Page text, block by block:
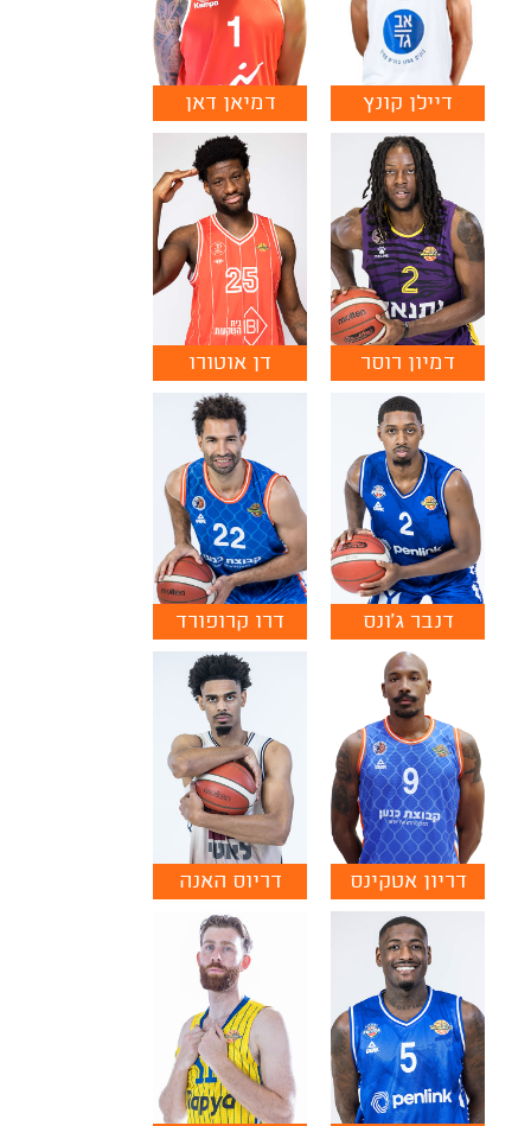
דיילן קונץ דמיאן דאן
דמיון רוסר דן אוטורו
דנבר ג'ונס דרו קרופורד
דריון אטקינס דריוס האנה